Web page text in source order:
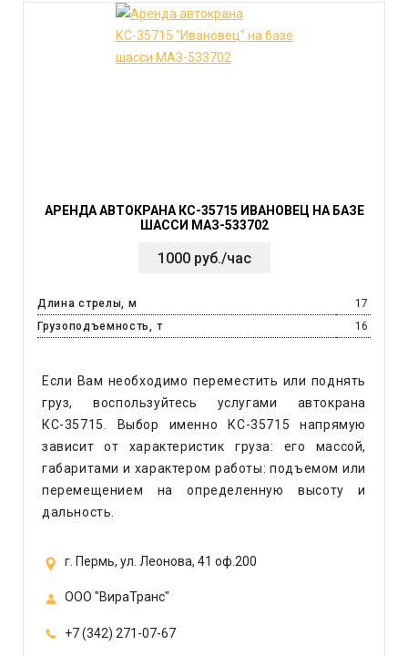
АРЕНДА АВТОКРАНА КС-35715 ИВАНОВЕЦ НА БАЗЕ
ШАССИ МАЗ-533702
1000 руб./час
Длина стрелы, м
17
Грузоподъемность, т
16
Если Вам необходимо переместить или поднять
груз, воспользуйтесь услугами автокрана
КС-35715. Выбор именно КС-35715 напрямую
зависит от характеристик груза: его массой,
габаритами и характером работы: подъемом или
перемещением на определенную высоту и
дальность.
г. Пермь, ул. Леонова, 41 оф.200
ООО "ВираТранс"
+7 (342) 271-07-67